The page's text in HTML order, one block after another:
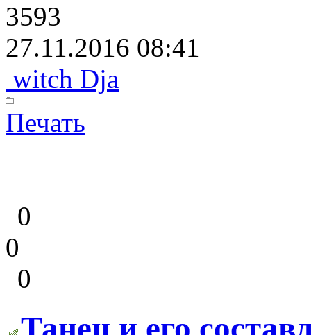
3593
27.11.2016 08:41
witch Dja
Печать
0
0
0
Танец и его